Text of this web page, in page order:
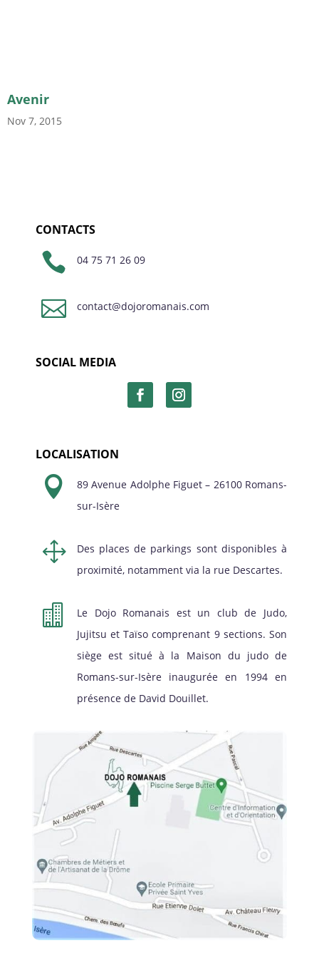
Avenir
Nov 7, 2015
CONTACTS
 04 75 71 26 09
 contact@dojoromanais.com
SOCIAL MEDIA
LOCALISATION

89 Avenue Adolphe Figuet – 26100 Romans-
sur-Isère
1
Des places de parkings sont disponibles à
proximité, notamment via la rue Descartes.

Le Dojo Romanais est un club de Judo,
Jujitsu et Taïso comprenant 9 sections. Son
siège est situé à la Maison du judo de
Romans-sur-Isère inaugurée en 1994 en
présence de David Douillet.